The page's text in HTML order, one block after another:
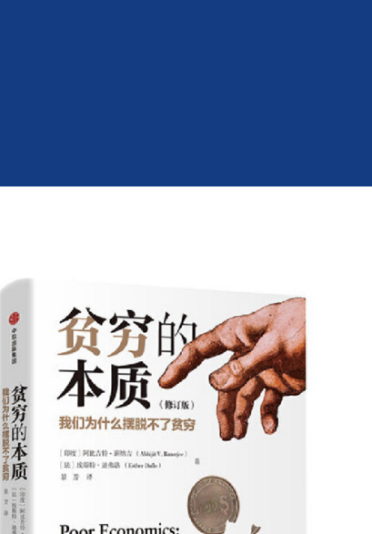
学奖得主作品